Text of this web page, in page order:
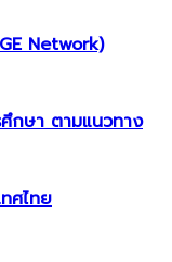
Network)​
กษา ตามแนวทาง
ศไทย